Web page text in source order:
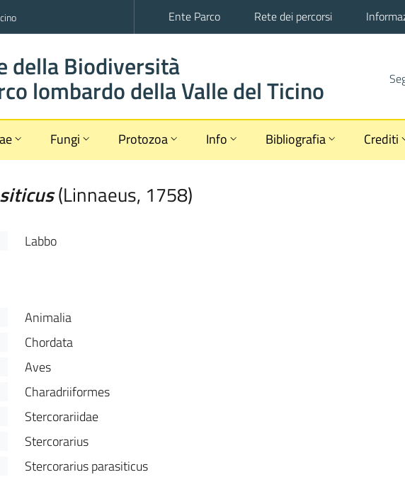
Ente Parco Rete dei percorsi
della Biodiversità
lombardo della Valle del Ticino
Fungi Protozoa Info Bibliografia Crediti
(Linnaeus, 1758)
Labbo
Animalia
Chordata
Aves
Charadriiformes
Stercorariidae
Stercorarius
Stercorarius parasiticus